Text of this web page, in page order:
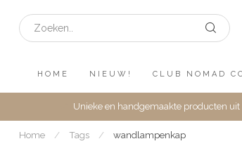
HOME NIEUW! CLUB NOMAD
Unieke en handgemaakte producten uit
Home / Tags / wandlampenkap